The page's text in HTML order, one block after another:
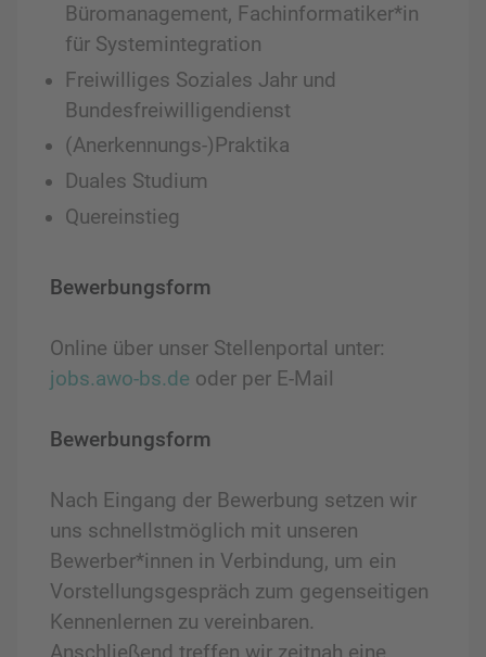
Büromanagement, Fachinformatiker*in
für Systemintegration
Freiwilliges Soziales Jahr und
Bundesfreiwilligendienst
(Anerkennungs-)Praktika
Duales Studium
Quereinstieg
Bewerbungsform
Online über unser Stellenportal unter:
jobs.awo-bs.de oder per E-Mail
Bewerbungsform
Nach Eingang der Bewerbung setzen wir
uns schnellstmöglich mit unseren
Bewerber*innen in Verbindung, um ein
Vorstellungsgespräch zum gegenseitigen
Kennenlernen zu vereinbaren.